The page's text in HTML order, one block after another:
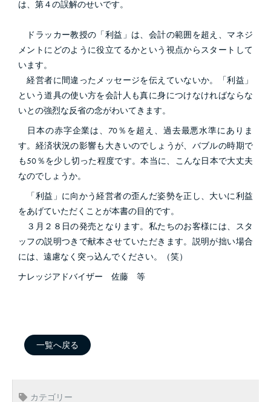
は、第４の誤解のせいです。
ドラッカー教授の「利益」は、会計の範囲を超え、マネジ
メントにどのように役立てるかという視点からスタートして
います。
経営者に間違ったメッセージを伝えていないか。「利益」
という道具の使い方を会計人も真に身につけなければならな
いとの強烈な反省の念がわいてきます。
日本の赤字企業は、70％を超え、過去最悪水準にありま
す。経済状況の影響も大きいのでしょうが、バブルの時期で
も50％を少し切った程度です。本当に、こんな日本で大丈夫
なのでしょうか。
「利益」に向かう経営者の歪んだ姿勢を正し、大いに利益
をあげていただくことが本書の目的です。
３月２８日の発売となります。私たちのお客様には、スタ
ッフの説明つきで献本させていただきます。説明が拙い場合
には、遠慮なく突っ込んでください。（笑）
ナレッジアドバイザー 佐藤 等
一覧へ戻る
カテゴリー